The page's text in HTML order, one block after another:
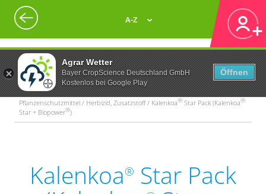
Agrar Wetter
Bayer CropScience Deutschland GmbH
Kostenlos bei Google Play
Öffnen
A-Z
Pflanzenschutzmittel / Herbizid, Zusatzstoff / Kalenkoa® Star Pack (Kalenkoa®
Star + Biopower®)
Kalenkoa® Star Pack